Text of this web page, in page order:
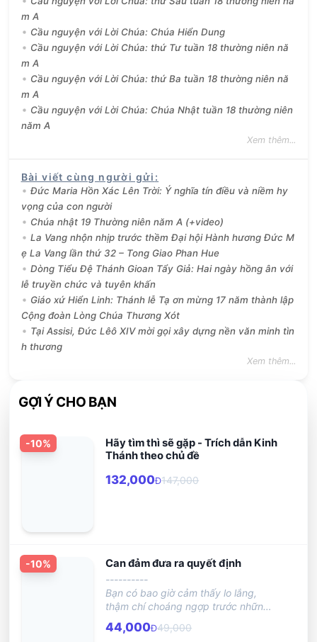
m A
Cầu nguyện với Lời Chúa: Chúa Hiển Dung
Cầu nguyện với Lời Chúa: thứ Tư tuần 18 thường niên nă
m A
Cầu nguyện với Lời Chúa: thứ Ba tuần 18 thường niên nă
m A
Cầu nguyện với Lời Chúa: Chúa Nhật tuần 18 thường niên
năm A
Xem thêm...
Bài viết cùng người gửi :
Đức Maria Hồn Xác Lên Trời: Ý nghĩa tín điều và niềm hy
vọng của con người
Chúa nhật 19 Thường niên năm A (+video)
La Vang nhộn nhịp trước thềm Đại hội Hành hương Đức M
ẹ La Vang lần thứ 32 – Tong Giao Phan Hue
Dòng Tiểu Đệ Thánh Gioan Tẩy Giả: Hai ngày hồng ân với
lễ truyền chức và tuyên khấn
Giáo xứ Hiển Linh: Thánh lễ Tạ ơn mừng 17 năm thành lập
Cộng đoàn Lòng Chúa Thương Xót
Tại Assisi, Đức Lêô XIV mời gọi xây dựng nền văn minh tìn
h thương
Xem thêm...
GỢI Ý CHO BẠN
-10%
Hãy tìm thì sẽ gặp - Trích dẫn Kinh
Thánh theo chủ đề
132,000Đ147,000
-10% Can đảm đưa ra quyết định
----------
Bạn có bao giờ cảm thấy lo lắng,
thậm chí choáng ngợp trước những
quyết định cần phải đưa ra, dù lớn
hay nhỏ? Từ việc ăn gì, mặc gì đến
44,000Đ49,000